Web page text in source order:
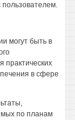
пользователем.
могут быть в
практических
в сфере
по планам